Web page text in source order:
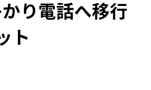
り電話へ移行
ト